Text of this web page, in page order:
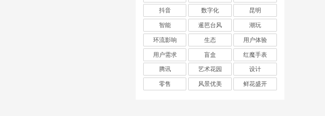
抖音
数字化
昆明
智能
暹芭台风
潮玩
环流影响
生态
用户体验
用户需求
盲盒
红魔手表
腾讯
艺术花园
设计
零售
风景优美 鲜花盛开